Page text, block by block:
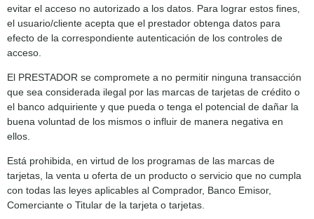
evitar el acceso no autorizado a los datos. Para lograr estos fines,
el usuario/cliente acepta que el prestador obtenga datos para
efecto de la correspondiente autenticación de los controles de
acceso.
El PRESTADOR se compromete a no permitir ninguna transacción
que sea considerada ilegal por las marcas de tarjetas de crédito o
el banco adquiriente y que pueda o tenga el potencial de dañar la
buena voluntad de los mismos o influir de manera negativa en
ellos.
Está prohibida, en virtud de los programas de las marcas de
tarjetas, la venta u oferta de un producto o servicio que no cumpla
con todas las leyes aplicables al Comprador, Banco Emisor,
Comerciante o Titular de la tarjeta o tarjetas.